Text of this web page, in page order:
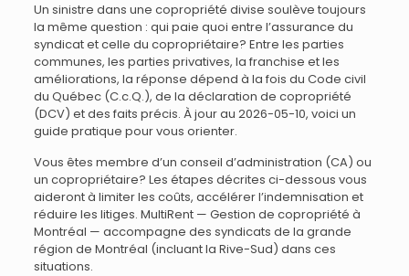
Un sinistre dans une copropriété divise soulève toujours
la même question : qui paie quoi entre l’assurance du
syndicat et celle du copropriétaire? Entre les parties
communes, les parties privatives, la franchise et les
améliorations, la réponse dépend à la fois du Code civil
du Québec (C.c.Q.), de la déclaration de copropriété
(DCV) et des faits précis. À jour au 2026-05-10, voici un
guide pratique pour vous orienter.
Vous êtes membre d’un conseil d’administration (CA) ou
un copropriétaire? Les étapes décrites ci-dessous vous
aideront à limiter les coûts, accélérer l’indemnisation et
réduire les litiges. MultiRent — Gestion de copropriété à
Montréal — accompagne des syndicats de la grande
région de Montréal (incluant la Rive-Sud) dans ces
situations.